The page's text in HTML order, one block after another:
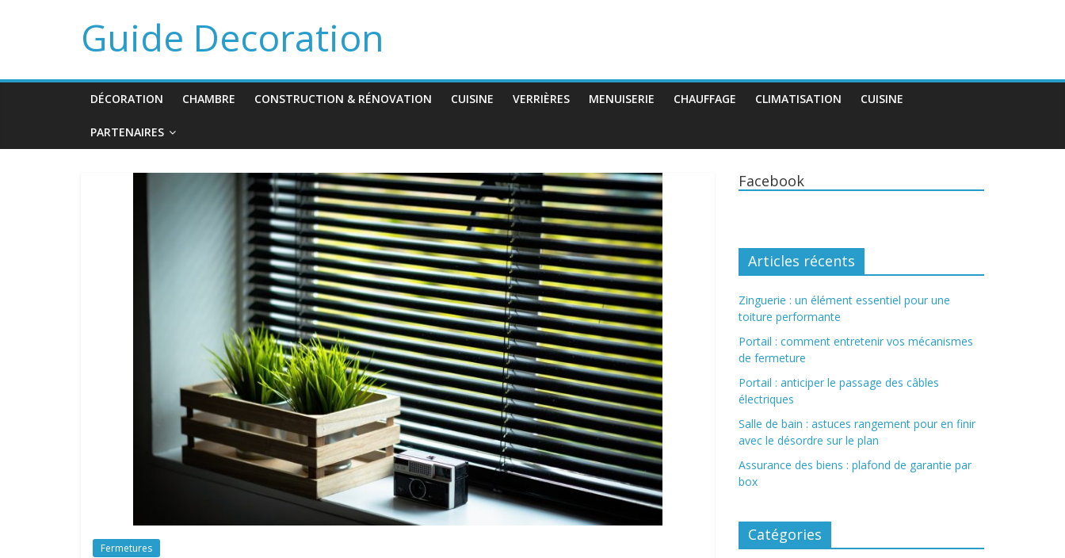
Guide Decoration
DÉCORATION CHAMBRE CONSTRUCTION & RÉNOVATION CUISINE VERRIÈRES MENUISERIE CHAUFFAGE CLIMATISATION CUISINE
PARTENAIRES
Fermetures
Facebook
Articles récents
Zinguerie : un élément essentiel pour une
toiture performante
Portail : comment entretenir vos mécanismes
de fermeture
Portail : anticiper le passage des câbles
électriques
Salle de bain : astuces rangement pour en finir
avec le désordre sur le plan
Assurance des biens : plafond de garantie par
box
Catégories